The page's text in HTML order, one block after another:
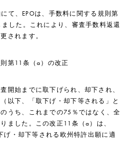
て、EPOは、手数料に関する規則第
した。これにより、審査手数料返還
されます。
第11条（a）の改正
開始までに取下げられ、却下され、
以下、「取下げ・却下等される」と
うち、これまでの75％ではなく、全
ました。この改正11条（a）は、
げ・却下等される欧州特許出願に適